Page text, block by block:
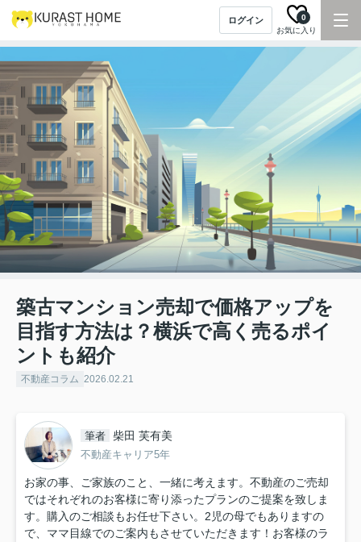
ログイン
お気に入り
0
築古マンション売却で価格アップを
目指す方法は？横浜で高く売るポイ
ントも紹介
不動産コラム 2026.02.21
筆者 柴田 芙有美
不動産キャリア5年
お家の事、ご家族のこと、一緒に考えます。不動産のご売却
ではそれぞれのお客様に寄り添ったプランのご提案を致しま
す。購入のご相談もお任せ下さい。2児の母でもありますの
で、ママ目線でのご案内もさせていただきます！お客様のラ